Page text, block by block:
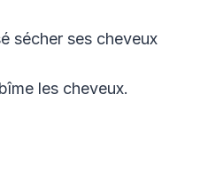
sécher ses cheveux
les cheveux.